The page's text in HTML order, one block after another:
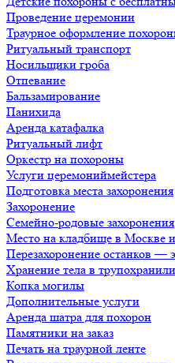
Проведение церемонии
Траурное оформление
Ритуальный транспорт
Носильщики гроба
Отпевание
Бальзамирование
Панихида
Аренда катафалка
Ритуальный лифт
Оркестр на похороны
Услуги церемониймейстера
Подготовка места захоронения
Захоронение
Семейно-родовые захоронения
Место на кладбище в Москве
Перезахоронение останков —
Хранение тела в
Копка могилы
Дополнительные услуги
Аренда шатра для похорон
Памятники на заказ
Печать на траурной ленте